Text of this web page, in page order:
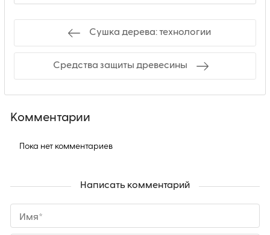
Сушка дерева: технологии
Средства защиты древесины
Комментарии
Пока нет комментариев
Написать комментарий
Имя*